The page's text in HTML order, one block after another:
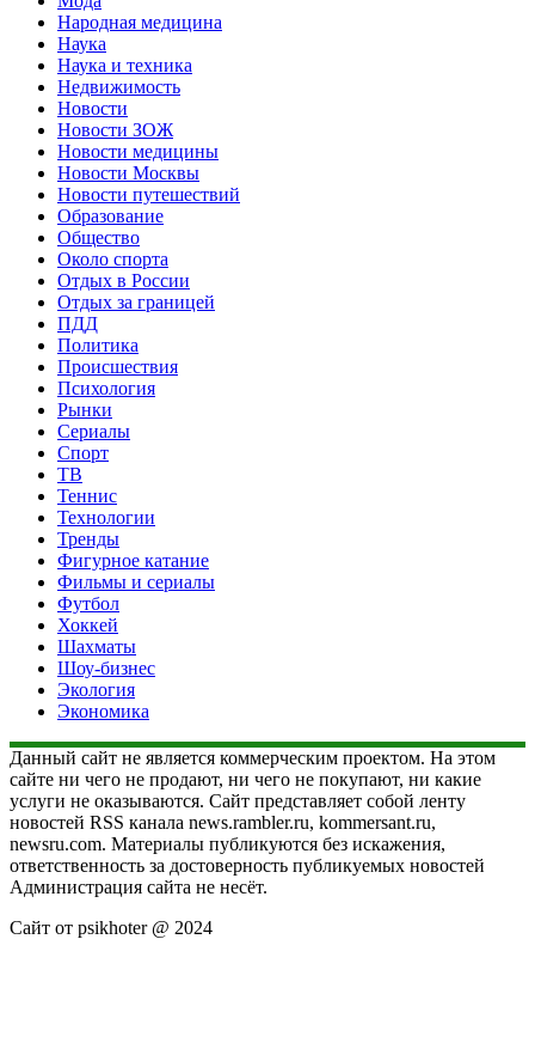
Народная медицина
Наука
Наука и техника
Недвижимость
Новости
Новости ЗОЖ
Новости медицины
Новости Москвы
Новости путешествий
Образование
Общество
Около спорта
Отдых в России
Отдых за границей
ПДД
Политика
Происшествия
Психология
Рынки
Сериалы
Спорт
ТВ
Теннис
Технологии
Тренды
Фигурное катание
Фильмы и сериалы
Футбол
Хоккей
Шахматы
Шоу-бизнес
Экология
Экономика
Данный сайт не является коммерческим проектом. На этом
сайте ни чего не продают, ни чего не покупают, ни какие
услуги не оказываются. Сайт представляет собой ленту
новостей RSS канала news.rambler.ru, kommersant.ru,
newsru.com. Материалы публикуются без искажения,
ответственность за достоверность публикуемых новостей
Администрация сайта не несёт.
Сайт от psikhoter @ 2024